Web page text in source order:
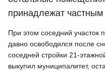
принадлежат
При этом соседний участок
давно освободился после
соседней стройки 21-
выкупил муниципалитет,